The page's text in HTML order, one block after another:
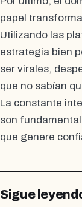
papel
Utilizando las
estrategia bien
ser virales,
que no sabían
La constante
son
que genere
Sigue